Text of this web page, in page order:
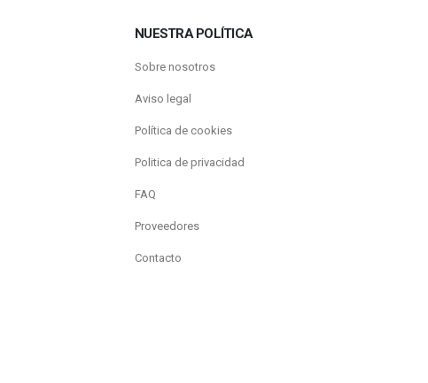
NUESTRA POLÍTICA
Sobre nosotros
Aviso legal
Política de cookies
Politica de privacidad
FAQ
Proveedores
Contacto